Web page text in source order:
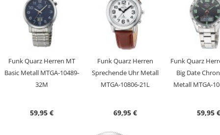
Uhrwerk
W311, Empfang des Signals DCF 77
(Mainflingen, DE)
Genauigkeit
+/- 1 Sekunde/1 Mio. Jahre
Besondere
Funktionen
Funkgesteuerte automatische
Zeitumstellung von Sommer- und
Wasserdicht
Funk Quarz Herren MT
Basic Metall MTGA-10489-
32M
59,95 €
Funk Quarz Herren
Sprechende Uhr Metall
MTGA-10806-21L
69,95 €
Funk Quarz
Big Date
Metall MTGA-
59,95 €